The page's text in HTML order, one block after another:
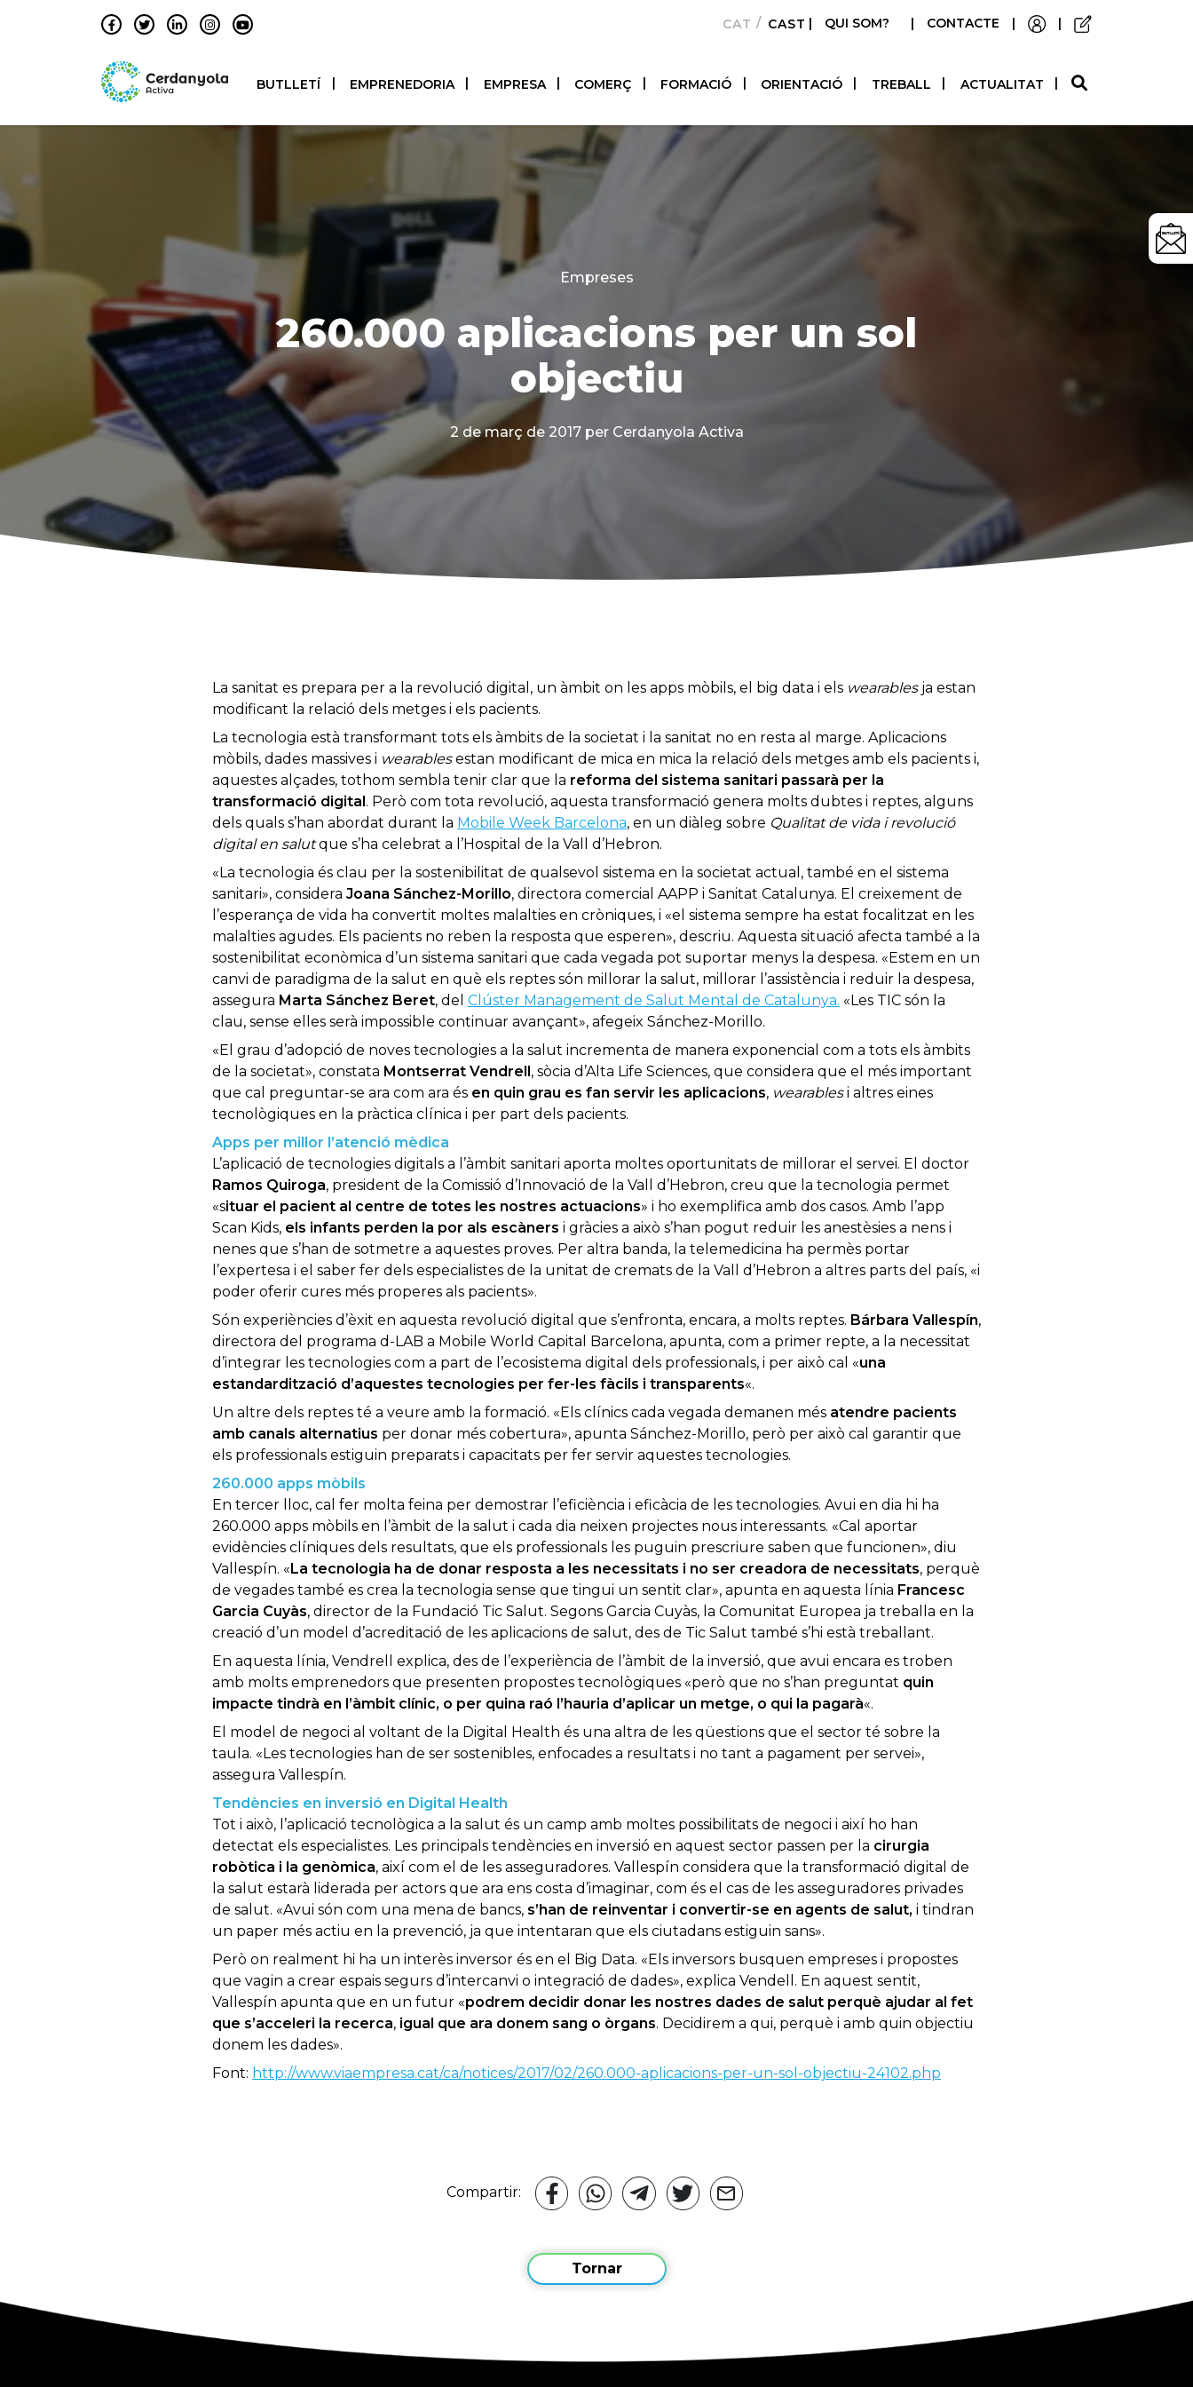
CATALÀCASTELLANO
| QUI SOM? | CONTACTE | |
BUTLLETÍ EMPRENEDORIA EMPRESA COMERÇ FORMACIÓ ORIENTACIÓ TREBALL ACTUALITAT
Categories
Empreses
260.000 aplicacions per un sol
objectiu
2 de març de 2017 per Cerdanyola Activa
La sanitat es prepara per a la revolució digital, un àmbit on les apps mòbils, el big data i els wearablesja estan
modificant la relació dels metges i els pacients.
La tecnologia està transformant tots els àmbits de la societat i la sanitat no en resta al marge. Aplicacions
mòbils, dades massives i wearablesestan modificant de mica en mica la relació dels metges amb els pacients i,
aquestes alçades, tothom sembla tenir clar que la reforma del sistema sanitari passarà per la
transformació digital. Però com tota revolució, aquesta transformació genera molts dubtes i reptes, alguns
dels quals s’han abordat durant la Mobile Week Barcelona, en un diàleg sobre Qualitat de vida i revolució
digital en salutque s’ha celebrat a l’Hospital de la Vall d’Hebron.
«La tecnologia és clau per la sostenibilitat de qualsevol sistema en la societat actual, també en el sistema
sanitari», considera Joana Sánchez-Morillo, directora comercial AAPP i Sanitat Catalunya. El creixement de
l’esperança de vida ha convertit moltes malalties en cròniques, i «el sistema sempre ha estat focalitzat en les
malalties agudes. Els pacients no reben la resposta que esperen», descriu. Aquesta situació afecta també a la
sostenibilitat econòmica d’un sistema sanitari que cada vegada pot suportar menys la despesa. «Estem en un
canvi de paradigma de la salut en què els reptes són millorar la salut, millorar l’assistència i reduir la despesa,
assegura Marta Sánchez Beret, del Clúster Management de Salut Mental de Catalunya. «Les TIC són la
clau, sense elles serà impossible continuar avançant», afegeix Sánchez-Morillo.
«El grau d’adopció de noves tecnologies a la salut incrementa de manera exponencial com a tots els àmbits
de la societat», constata Montserrat Vendrell, sòcia d’Alta Life Sciences, que considera que el més important
que cal preguntar-se ara com ara és en quin grau es fan servir les aplicacions, wearablesi altres eines
tecnològiques en la pràctica clínica i per part dels pacients.
Apps per millor l’atenció mèdica
L’aplicació de tecnologies digitals a l’àmbit sanitari aporta moltes oportunitats de millorar el servei. El doctor
Ramos Quiroga, president de la Comissió d’Innovació de la Vall d’Hebron, creu que la tecnologia permet
«situar el pacient al centre de totes les nostres actuacions» i ho exemplifica amb dos casos. Amb l’app
Scan Kids, els infants perden la por als escàners i gràcies a això s’han pogut reduir les anestèsies a nens i
nenes que s’han de sotmetre a aquestes proves. Per altra banda, la telemedicina ha permès portar
l’expertesa i el saber fer dels especialistes de la unitat de cremats de la Vall d’Hebron a altres parts del país, «i
poder oferir cures més properes als pacients».
Són experiències d’èxit en aquesta revolució digital que s’enfronta, encara, a molts reptes. Bárbara Vallespín,
directora del programa d-LAB a Mobile World Capital Barcelona, apunta, com a primer repte, a la necessitat
d’integrar les tecnologies com a part de l’ecosistema digital dels professionals, i per això cal «una
estandardització d’aquestes tecnologies per fer-les fàcils i transparents«.
Un altre dels reptes té a veure amb la formació. «Els clínics cada vegada demanen més atendre pacients
amb canals alternatius per donar més cobertura», apunta Sánchez-Morillo, però per això cal garantir que
els professionals estiguin preparats i capacitats per fer servir aquestes tecnologies.
260.000 apps mòbils
En tercer lloc, cal fer molta feina per demostrar l’eficiència i eficàcia de les tecnologies. Avui en dia hi ha
260.000 apps mòbils en l’àmbit de la salut i cada dia neixen projectes nous interessants. «Cal aportar
evidències clíniques dels resultats, que els professionals les puguin prescriure saben que funcionen», diu
Vallespín. «La tecnologia ha de donar resposta a les necessitats i no ser creadora de necessitats, perquè
de vegades també es crea la tecnologia sense que tingui un sentit clar», apunta en aquesta línia Francesc
Garcia Cuyàs, director de la Fundació Tic Salut. Segons Garcia Cuyàs, la Comunitat Europea ja treballa en la
creació d’un model d’acreditació de les aplicacions de salut, des de Tic Salut també s’hi està treballant.
En aquesta línia, Vendrell explica, des de l’experiència de l’àmbit de la inversió, que avui encara es troben
amb molts emprenedors que presenten propostes tecnològiques «però que no s’han preguntat quin
impacte tindrà en l’àmbit clínic, o per quina raó l’hauria d’aplicar un metge, o qui la pagarà«.
El model de negoci al voltant de la Digital Health és una altra de les qüestions que el sector té sobre la
taula. «Les tecnologies han de ser sostenibles, enfocades a resultats i no tant a pagament per servei»,
assegura Vallespín.
Tendències en inversió en Digital Health
Tot i això, l’aplicació tecnològica a la salut és un camp amb moltes possibilitats de negoci i així ho han
detectat els especialistes. Les principals tendències en inversió en aquest sector passen per la cirurgia
robòtica i la genòmica, així com el de les asseguradores. Vallespín considera que la transformació digital de
la salut estarà liderada per actors que ara ens costa d’imaginar, com és el cas de les asseguradores privades
de salut. «Avui són com una mena de bancs, s’han de reinventar i convertir-se en agents de salut, i tindran
un paper més actiu en la prevenció, ja que intentaran que els ciutadans estiguin sans».
Però on realment hi ha un interès inversor és en el Big Data. «Els inversors busquen empreses i propostes
que vagin a crear espais segurs d’intercanvi o integració de dades», explica Vendell. En aquest sentit,
Vallespín apunta que en un futur «podrem decidir donar les nostres dades de salut perquè ajudar al fet
que s’acceleri la recerca, igual que ara donem sang o òrgans. Decidirem a qui, perquè i amb quin objectiu
donem les dades».
Font: http://www.viaempresa.cat/ca/notices/2017/02/260.000-aplicacions-per-un-sol-objectiu-24102.php
Compartir:
Tornar